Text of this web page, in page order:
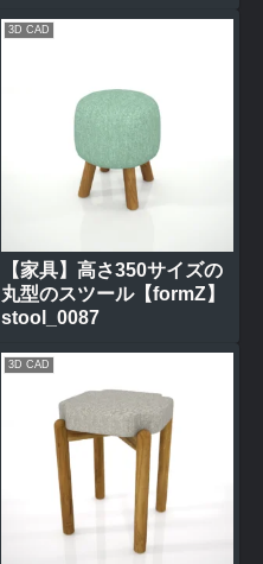
3D CAD
【家具】高さ350サイズの
丸型のスツール【formZ】
stool_0087
3D CAD